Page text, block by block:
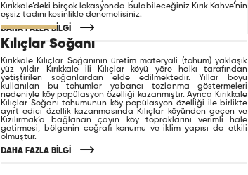
Kırıkkale’deki birçok lokasyonda bulabileceğiniz Kırık Kahve’nin
eşsiz tadını kesinlikle denemelisiniz.
DAHA FAZLA BİLGİ
Kılıçlar Soğanı
Kırıkkale Kılıçlar Soğanının üretim materyali (tohum) yaklaşık
yüz yıldır Kırıkkale ili Kılıçlar köyü yöre halkı tarafından
yetiştirilen soğanlardan elde edilmektedir. Yıllar boyu
kullanılan bu tohumlar yabancı tozlanma göstermeleri
nedeniyle köy popülasyon özelliği kazanmıştır. Ayrıca Kırıkkale
Kılıçlar Soğanı tohumunun köy popülasyon özelliği ile birlikte
ayırt edici özellik kazanmasında Kılıçlar köyünden geçen ve
Kızılırmak’a bağlanan çayın köy topraklarını verimli hale
getirmesi, bölgenin coğrafi konumu ve iklim yapısı da etkili
olmuştur.
DAHA FAZLA BİLGİ